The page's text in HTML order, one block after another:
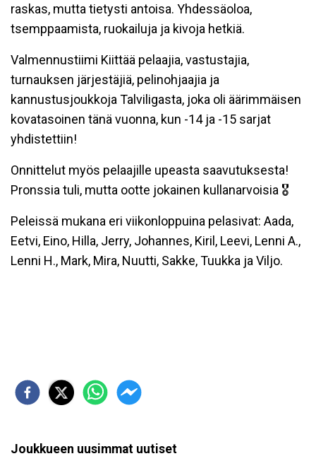
raskas, mutta tietysti antoisa. Yhdessäoloa,
tsemppaamista, ruokailuja ja kivoja hetkiä.
Valmennustiimi Kiittää pelaajia, vastustajia,
turnauksen järjestäjiä, pelinohjaajia ja
kannustusjoukkoja Talviligasta, joka oli äärimmäisen
kovatasoinen tänä vuonna, kun -14 ja -15 sarjat
yhdistettiin!
Onnittelut myös pelaajille upeasta saavutuksesta!
Pronssia tuli, mutta ootte jokainen kullanarvoisia 🎖
Peleissä mukana eri viikonloppuina pelasivat: Aada,
Eetvi, Eino, Hilla, Jerry, Johannes, Kiril, Leevi, Lenni A.,
Lenni H., Mark, Mira, Nuutti, Sakke, Tuukka ja Viljo.
Joukkueen uusimmat uutiset